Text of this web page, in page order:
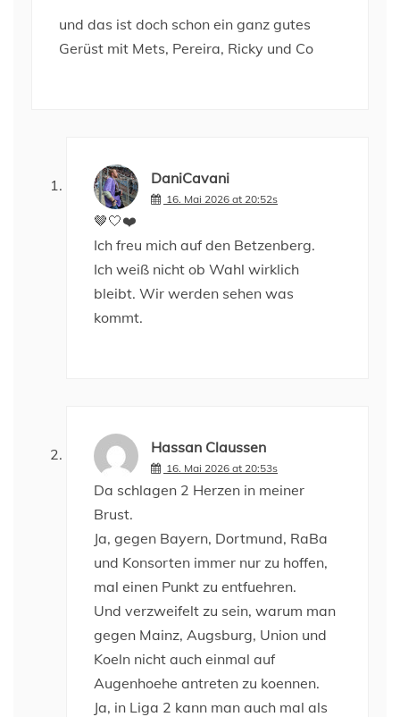
und das ist doch schon ein ganz gutes
Gerüst mit Mets, Pereira, Ricky und Co
DaniCavani
16. Mai 2026 at 20:52s
🤎🤍❤️
Ich freu mich auf den Betzenberg.
Ich weiß nicht ob Wahl wirklich
bleibt. Wir werden sehen was
kommt.
Hassan Claussen
16. Mai 2026 at 20:53s
Da schlagen 2 Herzen in meiner
Brust.
Ja, gegen Bayern, Dortmund, RaBa
und Konsorten immer nur zu hoffen,
mal einen Punkt zu entfuehren.
Und verzweifelt zu sein, warum man
gegen Mainz, Augsburg, Union und
Koeln nicht auch einmal auf
Augenhoehe antreten zu koennen.
Ja, in Liga 2 kann man auch mal als